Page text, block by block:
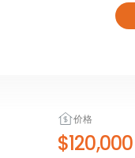
价格
$120,000